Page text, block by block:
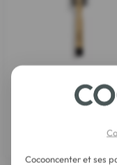
Hair Rituel by
Brosse à Brushing
Cocooncenter et ses